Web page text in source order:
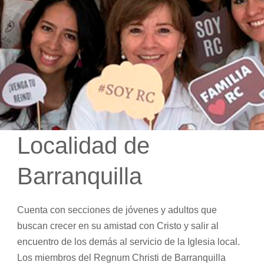
Localidad de
Barranquilla
Cuenta con secciones de jóvenes y adultos que
buscan crecer en su amistad con Cristo y salir al
encuentro de los demás al servicio de la Iglesia local.
Los miembros del Regnum Christi de Barranquilla